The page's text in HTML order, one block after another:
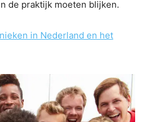
de praktijk moeten blijken.
in Nederland en het